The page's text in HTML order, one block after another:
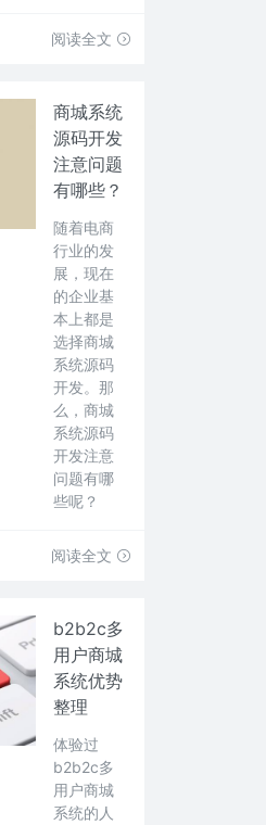
阅读全文
商城系统
源码开发
注意问题
有哪些？
随着电商
行业的发
展，现在
的企业基
本上都是
选择商城
系统源码
开发。那
么，商城
系统源码
开发注意
问题有哪
些呢？
阅读全文
b2b2c多
用户商城
系统优势
整理
体验过
b2b2c多
用户商城
系统的人